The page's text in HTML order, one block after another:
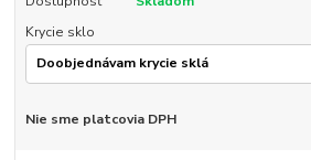
Krycie sklo
Nie sme platcovia DPH